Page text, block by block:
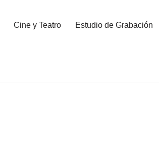
Cine y Teatro Estudio de Grabación